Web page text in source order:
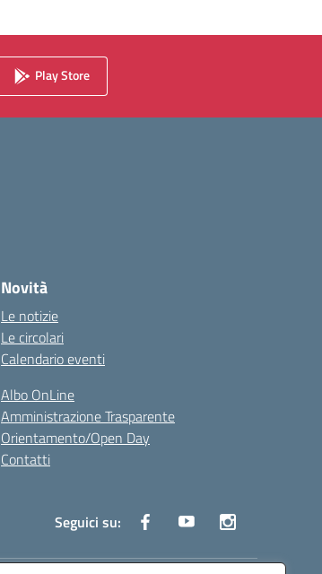
Play Store
Novità
Le notizie
Le circolari
Calendario eventi
Albo OnLine
Amministrazione Trasparente
Orientamento/Open Day
Contatti
Seguici su: